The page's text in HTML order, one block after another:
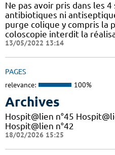
Ne pas avoir pris dans les
antibiotiques ni
purge colique y compris la
coloscopie interdit la
13/05/2022 13:14
PAGES
relevance: 100%
Archives
Hospit@lien n°45
Hospit@lien n°42
18/02/2026 15:25